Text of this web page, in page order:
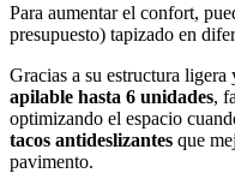
Para aumentar el confort,
presupuesto) tapizado en
Gracias a su estructura
apilable hasta 6 unidades,
optimizando el espacio
tacos antideslizantes que
pavimento.